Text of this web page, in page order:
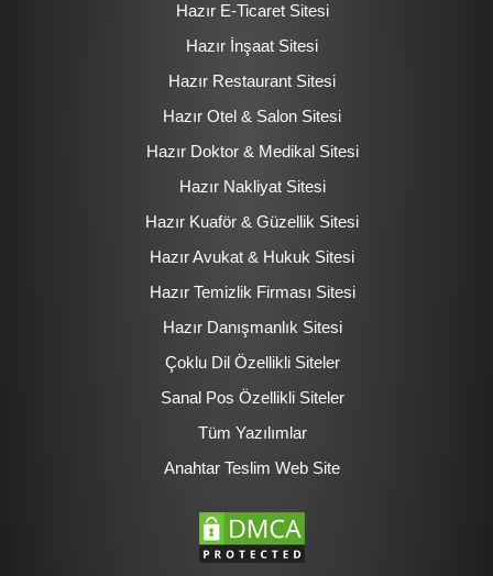
Hazır E-Ticaret Sitesi
Hazır İnşaat Sitesi
Hazır Restaurant Sitesi
Hazır Otel & Salon Sitesi
Hazır Doktor & Medikal Sitesi
Hazır Nakliyat Sitesi
Hazır Kuaför & Güzellik Sitesi
Hazır Avukat & Hukuk Sitesi
Hazır Temizlik Firması Sitesi
Hazır Danışmanlık Sitesi
Çoklu Dil Özellikli Siteler
Sanal Pos Özellikli Siteler
Tüm Yazılımlar
Anahtar Teslim Web Site